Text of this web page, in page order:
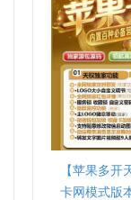
【苹果多开
卡网模式版